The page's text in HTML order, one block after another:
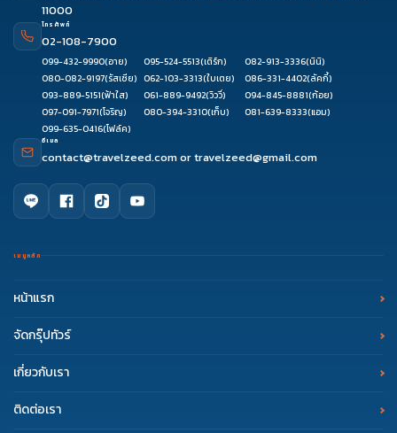
11000
โทรศัพท์
02-108-7900
099-432-9990(อาย) 095-524-5513(เติร์ก) 082-913-3336(นินิ)
080-082-9197(รัสเซีย) 062-103-3313(ใบเตย) 086-331-4402(ลัคกี้)
093-889-5151(ฟ้าใส) 061-889-9492(วิววี่) 094-845-8881(ก้อย)
097-091-7971(โจริญ) 080-394-3310(เก็บ) 081-639-8333(แอม)
099-635-0416(โฟล์ค)
อีเมล
contact@travelzeed.comortravelzeed@gmail.com
เมนูหลัก
หน้าแรก
จัดกรุ๊ปทัวร์
เกี่ยวกับเรา
ติดต่อเรา